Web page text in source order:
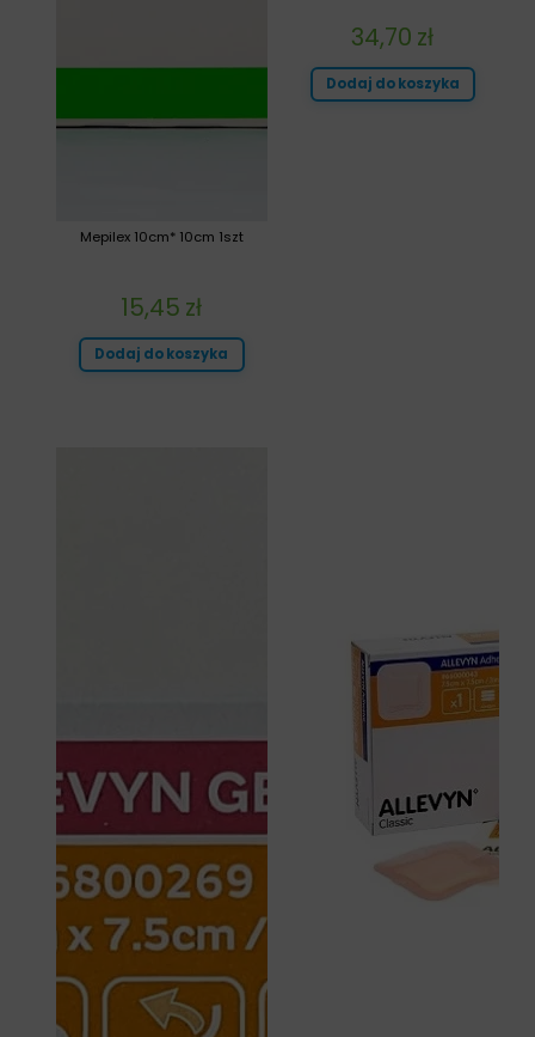
34,70 zł
Dodaj do koszyka
Mepilex 10cm* 10cm 1szt
15,45 zł
Dodaj do koszyka